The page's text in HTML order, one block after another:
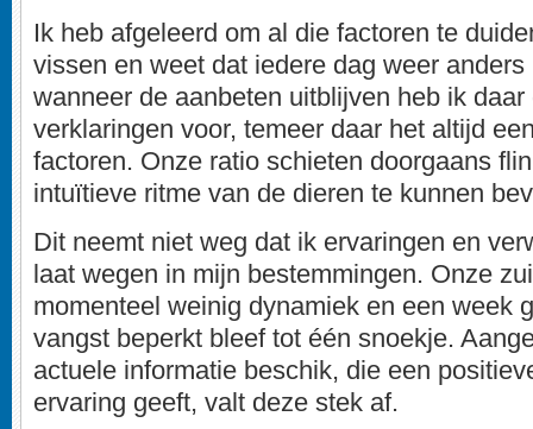
Ik heb afgeleerd om al die factoren te
vissen en weet dat iedere dag weer
wanneer de aanbeten uitblijven heb ik
verklaringen voor, temeer daar het altijd
factoren. Onze ratio schieten doorgaans
intuïtieve ritme van de dieren te kunnen
Dit neemt niet weg dat ik ervaringen en
laat wegen in mijn bestemmingen. Onze
momenteel weinig dynamiek en een week
vangst beperkt bleef tot één snoekje.
actuele informatie beschik, die een
ervaring geeft, valt deze stek af.